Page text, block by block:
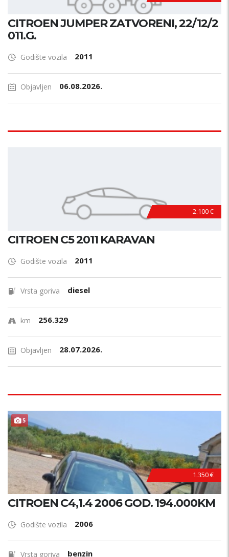
CITROEN JUMPER ZATVORENI, 22/12/2
011.G.
Godište vozila 2011
Objavljen 06.08.2026.
2.100 €
CITROEN C5 2011 KARAVAN
Godište vozila 2011
Vrsta goriva diesel
km 256.329
Objavljen 28.07.2026.
5 POVOLJNO !
1.350 €
CITROEN C4,1.4 2006 GOD. 194.000KM
Godište vozila 2006
Vrsta goriva benzin